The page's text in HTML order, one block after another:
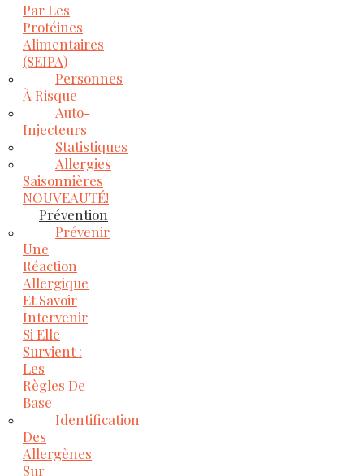
Par Les
Protéines
Alimentaires
(SEIPA)
Personnes
À Risque
Auto-
Injecteurs
Statistiques
Allergies
Saisonnières
NOUVEAUTÉ!
Prévention
Prévenir
Une
Réaction
Allergique
Et Savoir
Intervenir
Si Elle
Survient :
Les
Règles De
Base
Identification
Des
Allergènes
Sur